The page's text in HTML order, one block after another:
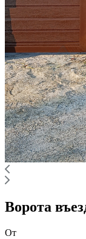
Ворота
От